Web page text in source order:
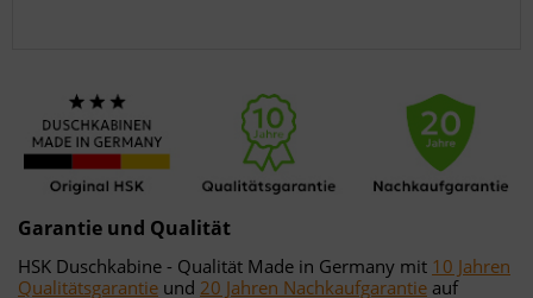
Garantie und Qualität
HSK Duschkabine - Qualität Made in Germany mit 10 Jahren
Qualitätsgarantie und 20 Jahren Nachkaufgarantie auf